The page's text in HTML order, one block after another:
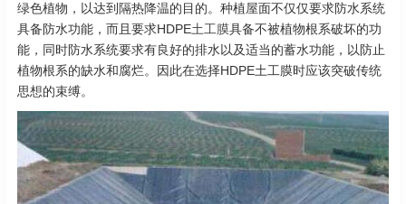
绿色植物，以达到隔热降温的目的。种植屋面不仅仅要求防水系统
具备防水功能，而且要求HDPE土工膜具备不被植物根系破坏的功
能，同时防水系统要求有良好的排水以及适当的蓄水功能，以防止
植物根系的缺水和腐烂。因此在选择HDPE土工膜时应该突破传统
思想的束缚。